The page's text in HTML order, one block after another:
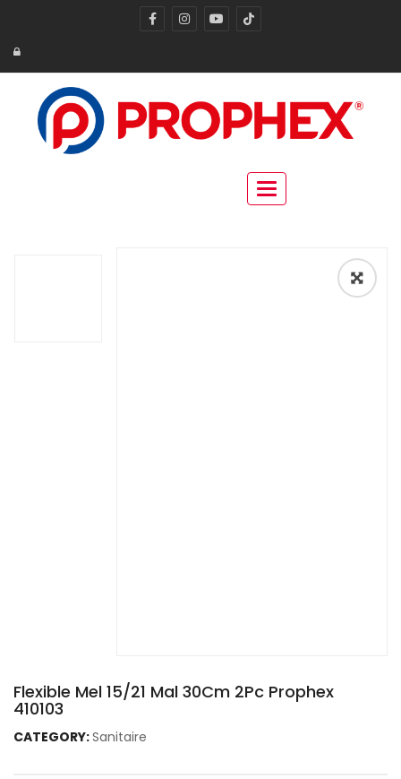
Toggle navigation
🔍
Flexible Mel 15/21 Mal 30Cm 2Pc Prophex
410103
CATEGORY:Sanitaire